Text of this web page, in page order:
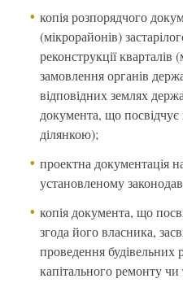
копія розпорядчого
(мікрорайонів)
реконструкції
замовлення органів
відповідних землях
документа, що
ділянкою);
проектна документація
установленому
копія документа, що
згода його власника,
проведення будівельних
капітального ремонту